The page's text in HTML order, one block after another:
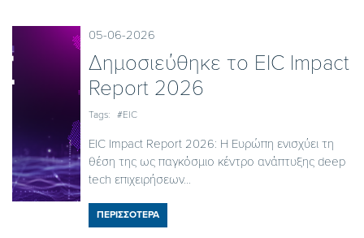
05-06-2026
Δημοσιεύθηκε το EIC Ιmpact
Report 2026
Tags: #EIC
EIC Impact Report 2026: Η Ευρώπη ενισχύει τη
θέση της ως παγκόσμιο κέντρο ανάπτυξης deep
tech επιχειρήσεων...
ΠΕΡΙΣΣΟΤΕΡΑ